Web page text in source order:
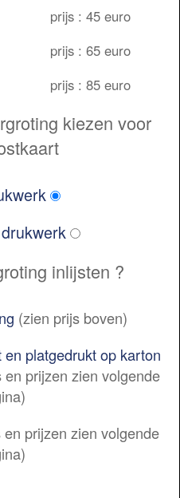
prijs : 45 euro
prijs : 65 euro
prijs : 85 euro
kiezen voor
inlijsten ?
(zien prijs boven)
platgedrukt op karton
prijzen zien volgende
prijzen zien volgende